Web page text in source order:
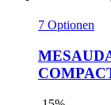
7 Optionen